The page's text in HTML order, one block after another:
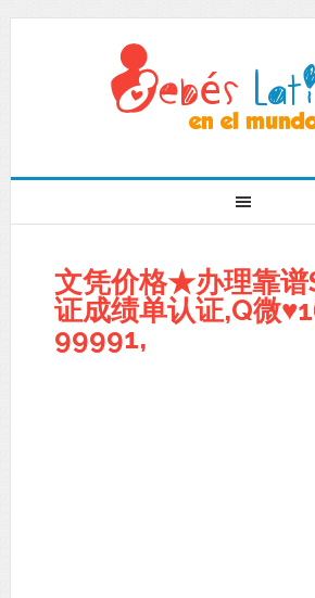
文凭价格★办理靠谱
证成绩单认证,Q微
99991,